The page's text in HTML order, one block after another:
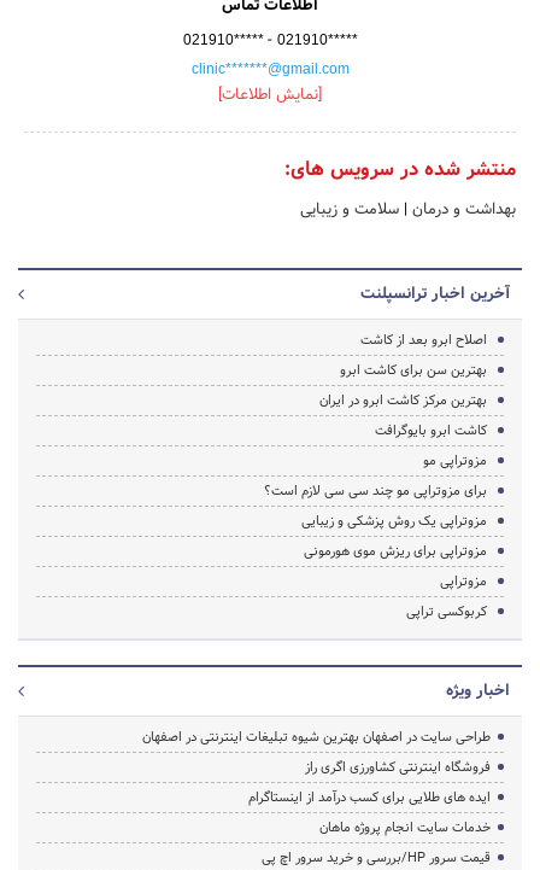
اطلاعات تماس
021910***** - 021910*****
clinic*******@gmail.com
[نمایش اطلاعات]
منتشر شده در سرویس های:
بهداشت و درمان | سلامت و زیبایی
آخرین اخبار ترانسپلنت
اصلاح ابرو بعد از کاشت
بهترین سن برای کاشت ابرو
بهترین مرکز کاشت ابرو در ایران
کاشت ابرو بایوگرافت
مزوتراپی مو
برای مزوتراپی مو چند سی سی لازم است؟
مزوتراپی یک روش پزشکی و زیبایی
مزوتراپی برای ریزش موی هورمونی
مزوتراپی
کربوکسی تراپی
اخبار ویژه
طراحی سایت در اصفهان بهترین شیوه تبلیغات اینترنتی در اصفهان
فروشگاه اینترنتی کشاورزی اگری راز
ایده های طلایی برای کسب درآمد از اینستاگرام
خدمات سایت انجام پروژه ماهان
قیمت سرور HP/بررسی و خرید سرور اچ پی